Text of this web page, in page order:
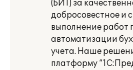
(БИТ) за
добросовестное и
выполнение работ
автоматизации
учета. Наше
платформу